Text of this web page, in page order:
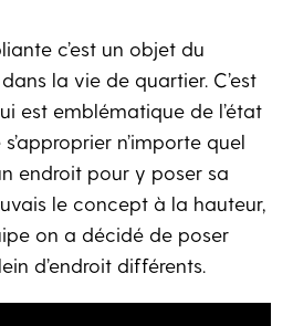
c’est un objet du
la vie de quartier. C’est
est emblématique de l’état
s’approprier n’importe quel
endroit pour y poser sa
le concept à la hauteur,
on a décidé de poser
d’endroit différents.